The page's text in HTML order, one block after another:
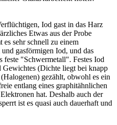
Iod gast in das Harz
Etwas aus der Probe
sehr schnell zu einem
gasförmigen Iod, und das
feste "Schwermetall". Festes Iod
Gewichtes (Dichte liegt bei knapp
gezählt, obwohl es ein
entlang eines graphitähnlichen
hat. Deshalb auch der
ist es quasi auch dauerhaft und